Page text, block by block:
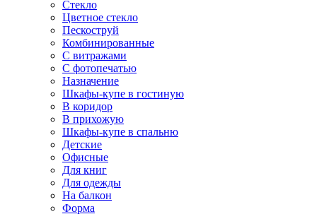
Стекло
Цветное стекло
Пескоструй
Комбинированные
С витражами
С фотопечатью
Назначение
Шкафы-купе в гостиную
В коридор
В прихожую
Шкафы-купе в спальню
Детские
Офисные
Для книг
Для одежды
На балкон
Форма